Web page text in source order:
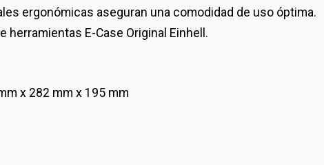
ergonómicas aseguran una comodidad de uso óptima.
herramientas E-Case Original Einhell.
x 282 mm x 195 mm